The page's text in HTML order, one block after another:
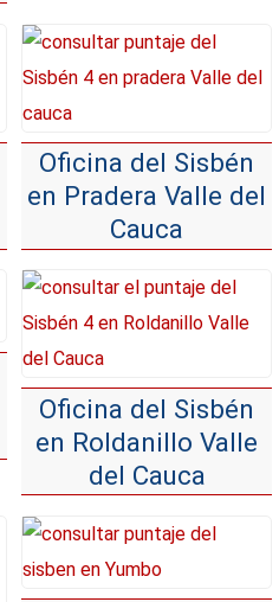
Oficina del Sisbén
en Pradera Valle del
Cauca
Oficina del Sisbén
en Roldanillo Valle
del Cauca